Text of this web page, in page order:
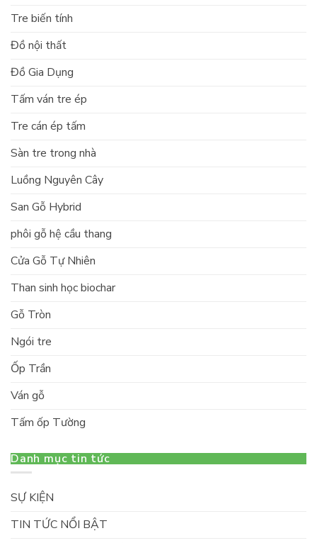
Tre biến tính
Đồ nội thất
Đồ Gia Dụng
Tấm ván tre ép
Tre cán ép tấm
Sàn tre trong nhà
Luồng Nguyên Cây
San Gỗ Hybrid
phôi gỗ hệ cầu thang
Cửa Gỗ Tự Nhiên
Than sinh học biochar
Gỗ Tròn
Ngói tre
Ốp Trần
Ván gỗ
Tấm ốp Tường
Danh mục tin tức
SỰ KIỆN
TIN TỨC NỔI BẬT